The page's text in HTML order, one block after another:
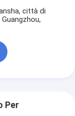
città di
Per